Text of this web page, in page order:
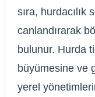
sıra, hurdacılık
canlandırarak
bulunur. Hurda
büyümesine ve
yerel